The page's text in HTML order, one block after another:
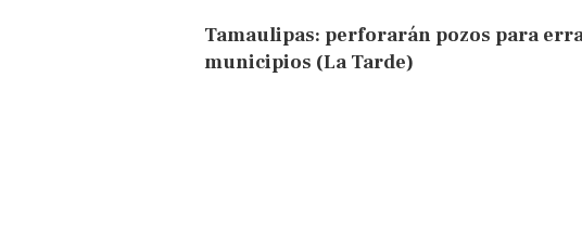
Tamaulipas: perforarán pozos para
municipios (La Tarde)